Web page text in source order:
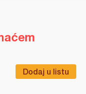
Dodaj u listu